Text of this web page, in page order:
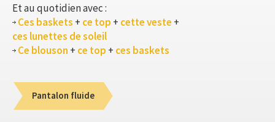
Et au quotidien avec :
Ces baskets + ce top + cette veste +
ces lunettes de soleil
Ce blouson + ce top + ces baskets
Pantalon fluide